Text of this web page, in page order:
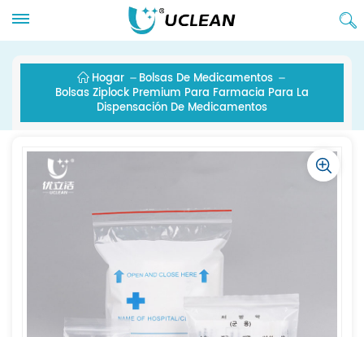
Hogar
Bolsas De Medicamentos
Bolsas Ziplock Premium Para Farmacia Para La
Dispensación De Medicamentos